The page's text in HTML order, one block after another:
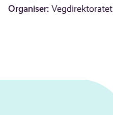
Organiser: Vegdirektoratet